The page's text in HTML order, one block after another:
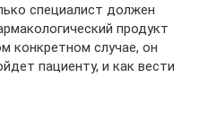
специалист должен
продукт
конкретном случае, он
пациенту, и как вести